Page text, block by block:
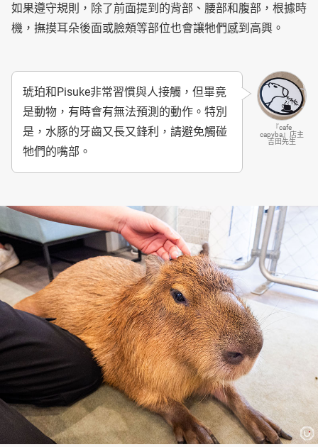
如果遵守規則，除了前面提到的背部、腰部和腹部，根據時
機，撫摸耳朵後面或臉頰等部位也會讓牠們感到高興。
『cafe
capyba』店主
吉田先生
琥珀和Pisuke非常習慣與人接觸，但畢竟
是動物，有時會有無法預測的動作。特別
是，水豚的牙齒又長又鋒利，請避免觸碰
牠們的嘴部。